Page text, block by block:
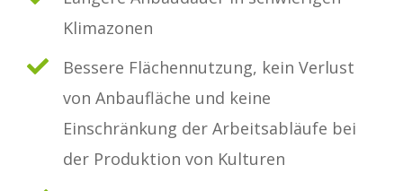
Klimazonen
Bessere Flächennutzung, kein Verlust
von Anbaufläche und keine
Einschränkung der Arbeitsabläufe bei
der Produktion von Kulturen